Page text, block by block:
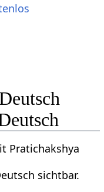
Pratichakshya
sichtbar.